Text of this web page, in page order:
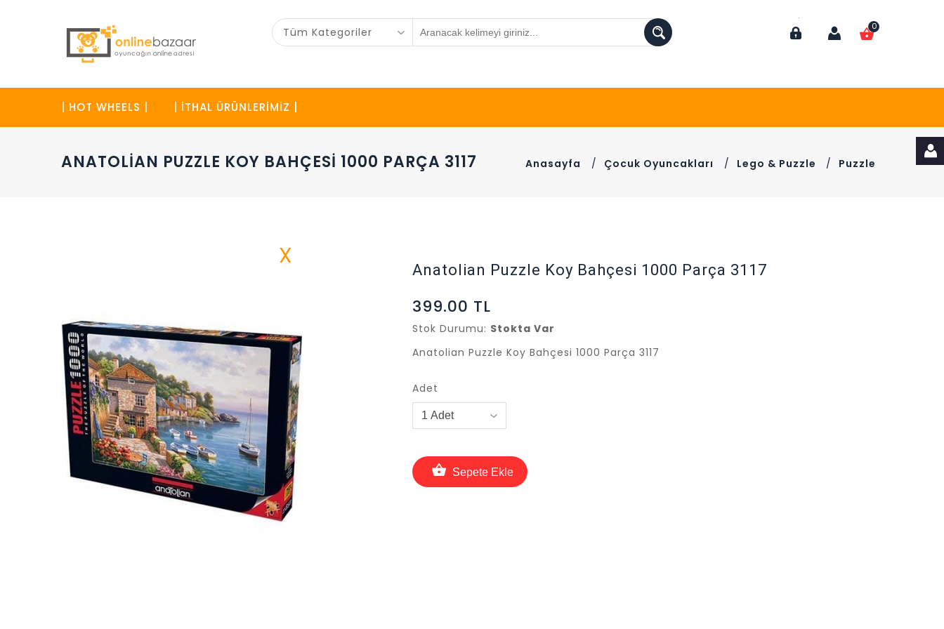
Tüm Kategoriler 0
| HOT WHEELS | | İTHAL ÜRÜNLERİMİZ |
ANATOLIAN PUZZLE KOY BAHÇESI 1000 PARÇA 3117 Anasayfa / Çocuk Oyuncakları / Lego & Puzzle / Puzzle
X Anatolian Puzzle Koy Bahçesi 1000 Parça 3117
399.00 TL
Stok Durumu: Stokta Var
Anatolian Puzzle Koy Bahçesi 1000 Parça 3117
Adet
Sepete Ekle